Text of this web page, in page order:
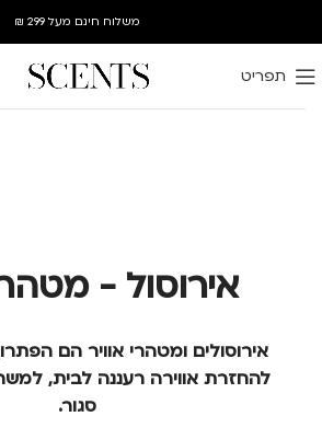
משלוח חינם מעל 299 ₪
תפריט
אירוסול - מטהר
אירוסולים ומטהרי אוויר הם
להחזרת אווירה רעננה לבית,
סגור.